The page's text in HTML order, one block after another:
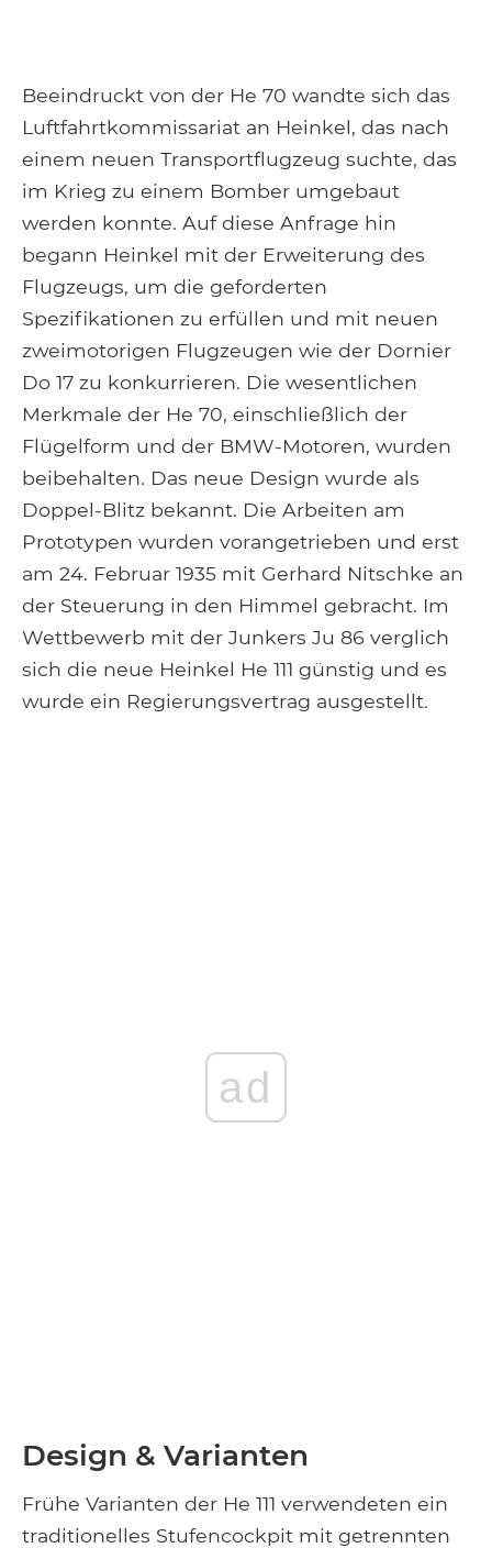
Beeindruckt von der He 70 wandte sich das
Luftfahrtkommissariat an Heinkel, das nach
einem neuen Transportflugzeug suchte, das
im Krieg zu einem Bomber umgebaut
werden konnte. Auf diese Anfrage hin
begann Heinkel mit der Erweiterung des
Flugzeugs, um die geforderten
Spezifikationen zu erfüllen und mit neuen
zweimotorigen Flugzeugen wie der Dornier
Do 17 zu konkurrieren. Die wesentlichen
Merkmale der He 70, einschließlich der
Flügelform und der BMW-Motoren, wurden
beibehalten. Das neue Design wurde als
Doppel-Blitz bekannt. Die Arbeiten am
Prototypen wurden vorangetrieben und erst
am 24. Februar 1935 mit Gerhard Nitschke an
der Steuerung in den Himmel gebracht. Im
Wettbewerb mit der Junkers Ju 86 verglich
sich die neue Heinkel He 111 günstig und es
wurde ein Regierungsvertrag ausgestellt.
ad
Design & Varianten
Frühe Varianten der He 111 verwendeten ein
traditionelles Stufencockpit mit getrennten